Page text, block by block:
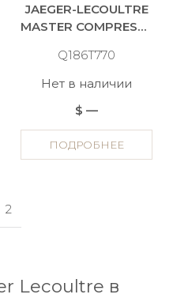
JAEGER-LECOULTRE
MASTER COMPRESSOR
Q186T770
Нет в наличии
$ —
ПОДРОБНЕЕ
2
Lecoultre в